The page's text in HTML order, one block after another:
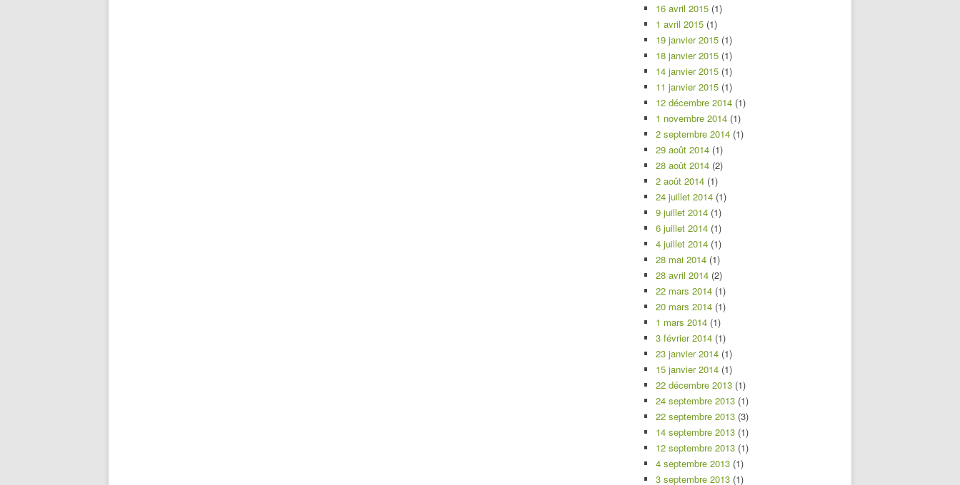
16 avril 2015 (1)
1 avril 2015 (1)
19 janvier 2015 (1)
18 janvier 2015 (1)
14 janvier 2015 (1)
11 janvier 2015 (1)
12 décembre 2014 (1)
1 novembre 2014 (1)
2 septembre 2014 (1)
29 août 2014 (1)
28 août 2014 (2)
2 août 2014 (1)
24 juillet 2014 (1)
9 juillet 2014 (1)
6 juillet 2014 (1)
4 juillet 2014 (1)
28 mai 2014 (1)
28 avril 2014 (2)
22 mars 2014 (1)
20 mars 2014 (1)
1 mars 2014 (1)
3 février 2014 (1)
23 janvier 2014 (1)
15 janvier 2014 (1)
22 décembre 2013 (1)
24 septembre 2013 (1)
22 septembre 2013 (3)
14 septembre 2013 (1)
12 septembre 2013 (1)
4 septembre 2013 (1)
3 septembre 2013 (1)